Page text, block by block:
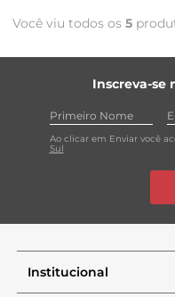
Você viu todos os 5
Inscreva-se
Ao clicar em Enviar você
Sul
Institucional